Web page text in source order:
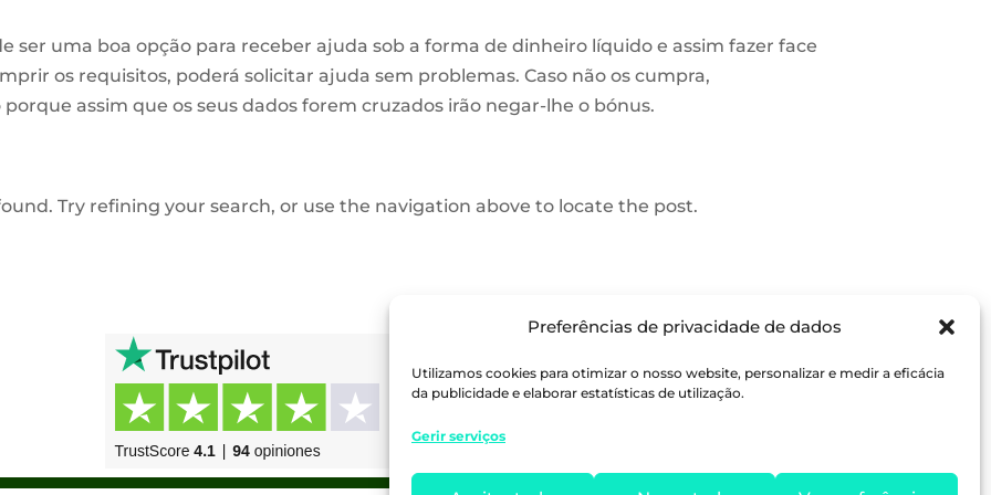
Preferências de privacidade de dados
Utilizamos cookies para otimizar o nosso website, personalizar e medir a eficácia
da publicidade e elaborar estatísticas de utilização.
Gerir serviços
ser uma boa opção para receberajuda sob a forma de dinheiro líquido e assim fazer face
os requisitos, poderá solicitar ajuda sem problemas. Caso não os cumpra,
assim que os seus dados forem cruzados irão negar-lhe o bónus.
Try refining your search, or use the navigation above to locate the post.